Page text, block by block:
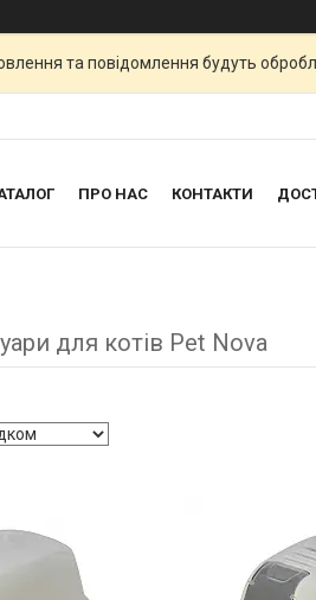
та повідомлення будуть
ПРО НАС КОНТАКТИ
для котів Pet Nova